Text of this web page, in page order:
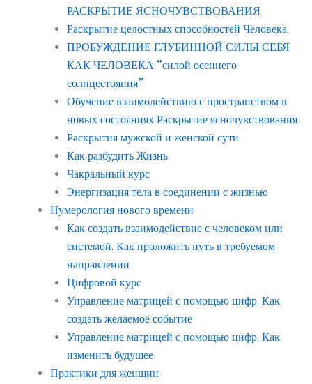
РАСКРЫТИЕ ЯСНОЧУВСТВОВАНИЯ
Раскрытие целостных способностей Человека
ПРОБУЖДЕНИЕ ГЛУБИННОЙ СИЛЫ СЕБЯ
КАК ЧЕЛОВЕКА “силой осеннего
солнцестояния”
Обучение взаимодействию с пространством в
новых состояниях Раскрытие ясночувствования
Раскрытия мужской и женской сути
Как разбудить Жизнь
Чакральный курс
Энергизация тела в соединении с жизнью
Нумерология нового времени
Как создать взаимодействие с человеком или
системой. Как проложить путь в требуемом
направлении
Цифровой курс
Управление матрицей с помощью цифр. Как
создать желаемое событие
Управление матрицей с помощью цифр. Как
изменить будущее
Практики для женщин